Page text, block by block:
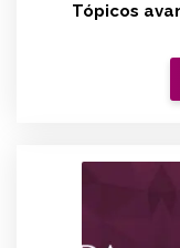
Tópicos